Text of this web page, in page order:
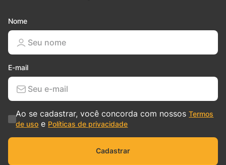
Nome
E-mail
Ao se cadastrar, você concorda com nossosTermos
de uso e Políticas de privacidade
Cadastrar